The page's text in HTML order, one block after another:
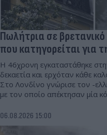
Πωλήτρια σε
που κατηγορείται για
Η 46χρονη εγκαταστάθηκε
δεκαετία και ερχόταν κάθε
Στο Λονδίνο γνώρισε τον -
με τον οποίο απέκτησαν μία
06.08.2026 15:00